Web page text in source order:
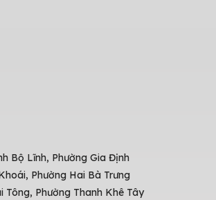
Bộ Lĩnh, Phường Gia Định
Phường Hai Bà Trưng
Tông, Phường Thanh Khê Tây